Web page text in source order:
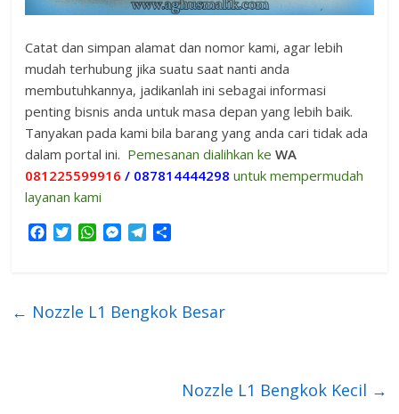
Catat dan simpan alamat dan nomor kami, agar lebih
mudah terhubung jika suatu saat nanti anda
membutuhkannya, jadikanlah ini sebagai informasi
penting bisnis anda untuk masa depan yang lebih baik.
Tanyakan pada kami bila barang yang anda cari tidak ada
dalam portal ini. Pemesanan dialihkan ke WA
081225599916/ 087814444298 untuk mempermudah
layanan kami
o
T
t
e
W
s
A
M
n
T
g
r
e
← Nozzle L1 Bengkok Besar
Nozzle L1 Bengkok Kecil →